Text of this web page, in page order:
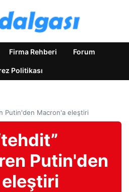
Firma Rehberi Forum
Politikası
Putin'den Macron'a eleştiri
Putin'den